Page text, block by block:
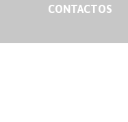
CONTACTOS